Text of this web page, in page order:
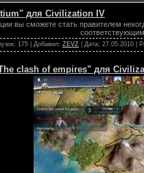
для Civilization IV
вы сможете стать правителем
175 | Добавил: ZEVZ | Дата: 27.05.2010 |
clash of empires" для